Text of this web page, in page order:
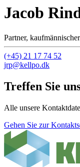
Jacob
Partner,
(+45) 21 17 74 52
jrp@kellpo.dk
Treffen Sie
Alle unsere
Gehen Sie zur